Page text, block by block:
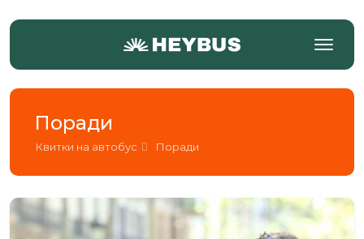
Поради
Квитки на автобус Поради